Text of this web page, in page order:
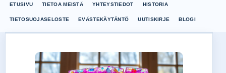
ETUSIVU TIETOA MEISTÄ YHTEYSTIEDOT HISTORIA
TIETOSUOJASELOSTE EVÄSTEKÄYTÄNTÖ UUTISKIRJE BLOGI